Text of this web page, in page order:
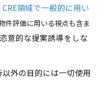
領域で一般的に用い
件評価に用いる視点も含ま
意的な提案誘導をしな
外の目的には一切使用